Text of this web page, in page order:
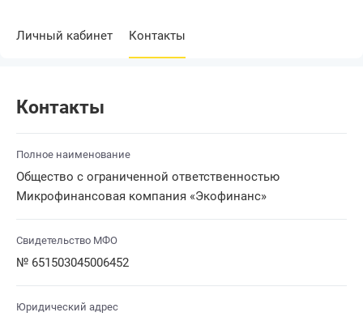
Личный кабинет Контакты
Контакты
Полное наименование
Общество с ограниченной ответственностью
Микрофинансовая компания «Экофинанс»
Свидетельство МФО
№ 651503045006452
Юридический адрес